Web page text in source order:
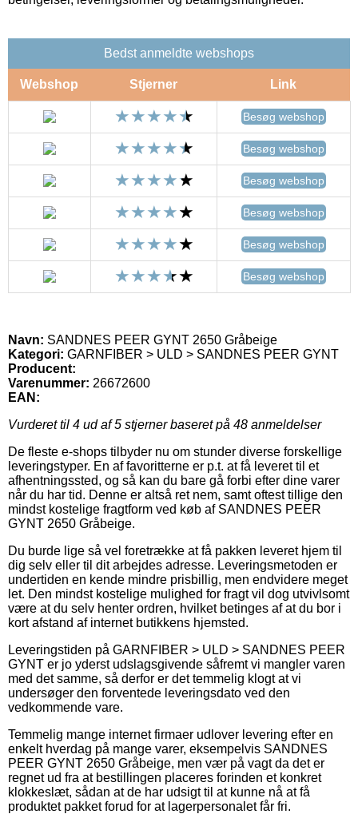
Bedst anmeldte webshops
Webshop Stjerner Link
Besøg webshop
Besøg webshop
Besøg webshop
Besøg webshop
Besøg webshop
Besøg webshop
Navn: SANDNES PEER GYNT 2650 Gråbeige
Kategori: GARNFIBER > ULD > SANDNES PEER GYNT
Producent:
Varenummer: 26672600
EAN:
Vurderet til 4 ud af 5 stjerner baseret på 48 anmeldelser
De fleste e-shops tilbyder nu om stunder diverse forskellige
leveringstyper. En af favoritterne er p.t. at få leveret til et
afhentningssted, og så kan du bare gå forbi efter dine varer
når du har tid. Denne er altså ret nem, samt oftest tillige den
mindst kostelige fragtform ved køb af SANDNES PEER
GYNT 2650 Gråbeige.
Du burde lige så vel foretrække at få pakken leveret hjem til
dig selv eller til dit arbejdes adresse. Leveringsmetoden er
undertiden en kende mindre prisbillig, men endvidere meget
let. Den mindst kostelige mulighed for fragt vil dog utvivlsomt
være at du selv henter ordren, hvilket betinges af at du bor i
kort afstand af internet butikkens hjemsted.
Leveringstiden på GARNFIBER > ULD > SANDNES PEER
GYNT er jo yderst udslagsgivende såfremt vi mangler varen
med det samme, så derfor er det temmelig klogt at vi
undersøger den forventede leveringsdato ved den
vedkommende vare.
Temmelig mange internet firmaer udlover levering efter en
enkelt hverdag på mange varer, eksempelvis SANDNES
PEER GYNT 2650 Gråbeige, men vær på vagt da det er
regnet ud fra at bestillingen placeres forinden et konkret
klokkeslæt, sådan at de har udsigt til at kunne nå at få
produktet pakket forud for at lagerpersonalet får fri.